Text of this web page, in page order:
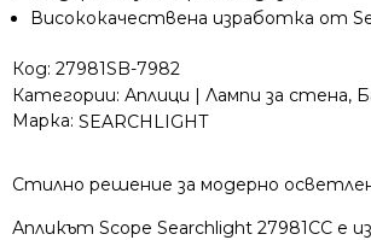
Висококачествена изработка от
Код: 27981SB-7982
Категории: Аплици | Лампи за стена,
Марка: SEARCHLIGHT
Стилно решение за модерно
Апликът Scope Searchlight 27981CC е